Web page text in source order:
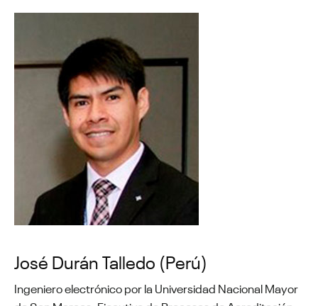
José Durán Talledo (Perú)
Ingeniero electrónico por la Universidad Nacional Mayor